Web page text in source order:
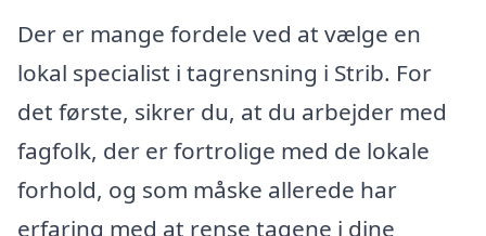
Der er mange fordele ved at vælge en
lokal specialist i tagrensning i Strib. For
det første, sikrer du, at du arbejder med
fagfolk, der er fortrolige med de lokale
forhold, og som måske allerede har
erfaring med at rense tagene i dine